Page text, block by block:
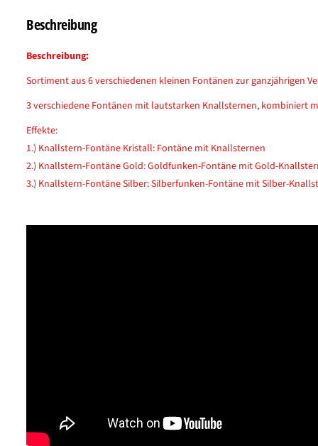
Beschreibung
Beschreibung:
Sortiment aus 6 verschiedenen kleinen Fontänen zur ganzjährigen
3 verschiedene Fontänen mit lautstarken Knallsternen, kombiniert
Effekte:
1.) Knallstern-Fontäne Kristall: Fontäne mit Knallsternen
2.) Knallstern-Fontäne Gold: Goldfunken-Fontäne mit Gold-
3.) Knallstern-Fontäne Silber: Silberfunken-Fontäne mit Silber-